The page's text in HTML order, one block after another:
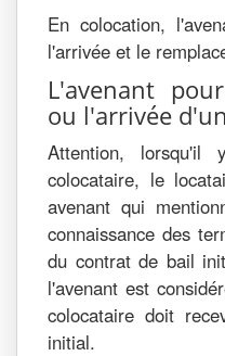
En colocation,
l'arrivée et le
L'avenant
ou l'arrivée
Attention,
colocataire, le
avenant qui
connaissance des
du contrat de bail
l'avenant est
colocataire doit
initial.